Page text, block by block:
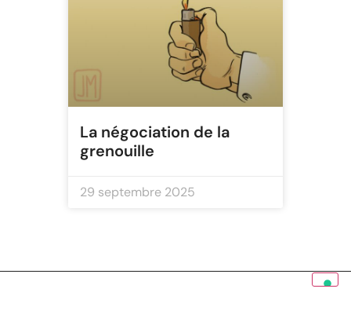
La négociation de la
grenouille
29 septembre 2025